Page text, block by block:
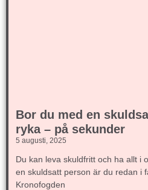
Bor du med en
ryka – på sekunder
5 augusti, 2025
Du kan leva skuldfritt och ha allt i
en skuldsatt person är du redan i
Kronofogden